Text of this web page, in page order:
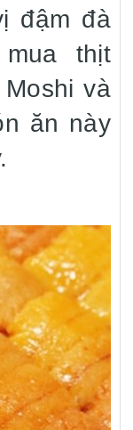
đậm đà
thịt
và
ăn này